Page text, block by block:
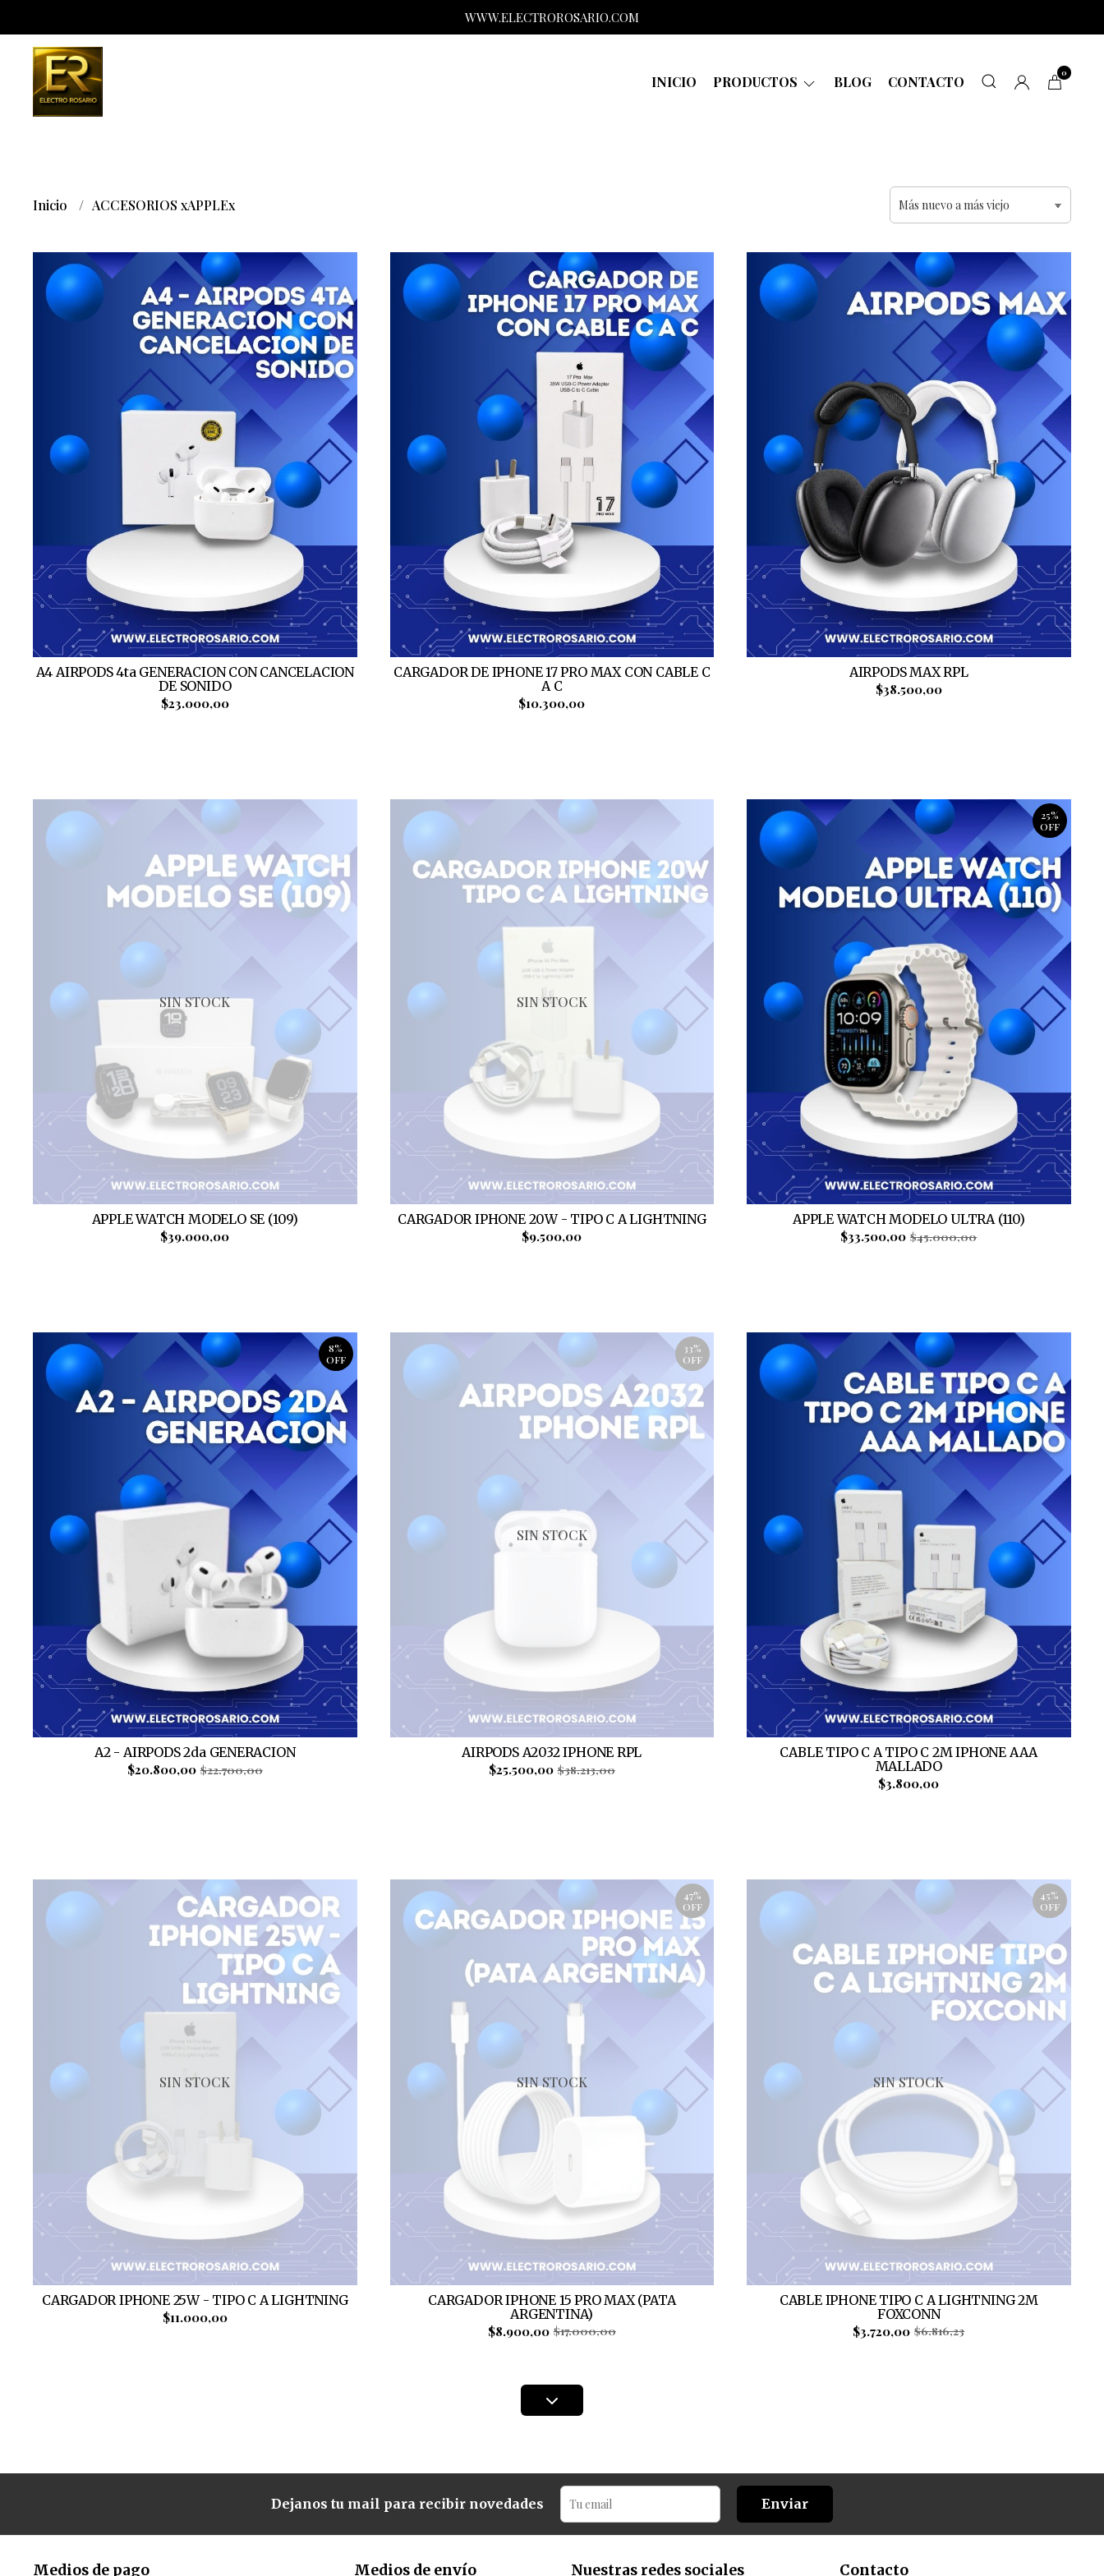
WWW.ELECTROROSARIO.COM
INICIO PRODUCTOS BLOG CONTACTO
0
Inicio ACCESORIOS xAPPLEx
A4 AIRPODS 4ta GENERACION CON CANCELACION
DE SONIDO
$23.000,00
CARGADOR DE IPHONE 17 PRO MAX CON CABLE C
A C
$10.300,00
AIRPODS MAX RPL
$38.500,00
SIN STOCK
APPLE WATCH MODELO SE (109)
$39.000,00
SIN STOCK
CARGADOR IPHONE 20W - TIPO C A LIGHTNING
$9.500,00
25%
OFF
APPLE WATCH MODELO ULTRA (110)
$33.500,00 $45.000,00
8%
OFF
A2 - AIRPODS 2da GENERACION
$20.800,00 $22.700,00
33%
OFF
SIN STOCK
AIRPODS A2032 IPHONE RPL
$25.500,00 $38.213,00
CABLE TIPO C A TIPO C 2M IPHONE AAA
MALLADO
$3.800,00
SIN STOCK
CARGADOR IPHONE 25W - TIPO C A LIGHTNING
$11.000,00
47%
OFF
SIN STOCK
CARGADOR IPHONE 15 PRO MAX (PATA
ARGENTINA)
$8.900,00 $17.000,00
45%
OFF
SIN STOCK
CABLE IPHONE TIPO C A LIGHTNING 2M
FOXCONN
$3.720,00 $6.816,23
Dejanos tu mail para recibir novedades Enviar
Medios de pago Medios de envío Nuestras redes sociales Contacto